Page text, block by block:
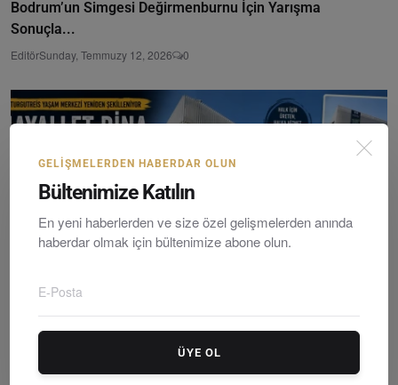
Bodrum’un Simgesi Değirmenburnu İçin Yarışma
Sonuçla...
EditörSunday, Temmuzy 12, 2026 0
Turgutreis Yaşam Merkezi’nde Dönüşüm Başladı: Halk M...
EditörWednesday, Temmuzy 8, 2026
GELIŞMELERDEN HABERDAR OLUN
Bültenimize Katılın
En yeni haberlerden ve size özel gelişmelerden anında
haberdar olmak için bültenimize abone olun.
ÜYE OL